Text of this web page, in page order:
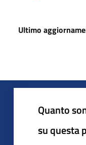
Ultimo
Quanto
su questa